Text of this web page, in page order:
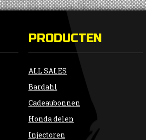
PRODUCTEN
ALL SALES
Bardahl
Cadeaubonnen
Honda delen
Injectoren